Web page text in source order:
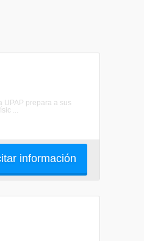
UPAP prepara a sus
...
información